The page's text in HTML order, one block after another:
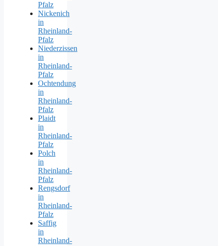
Pfalz
Nickenich
in
Rheinland-
Pfalz
Niederzissen
in
Rheinland-
Pfalz
Ochtendung
in
Rheinland-
Pfalz
Plaidt
in
Rheinland-
Pfalz
Polch
in
Rheinland-
Pfalz
Rengsdorf
in
Rheinland-
Pfalz
Saffig
in
Rheinland-